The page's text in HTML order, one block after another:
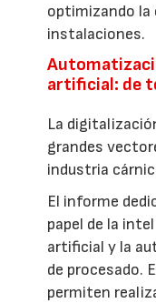
optimizando la
instalaciones.
artificial: de
La
grandes
industria
El informe
papel de la
artificial y la
de procesado.
permiten